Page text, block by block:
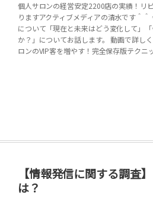
個人サロンの経営安定2200店の実績！リ
りますアクティブメディアの清水です＾
について「現在と未来はどう変化して」
か？」についてお話します。 動画で詳し
ロンのVIP客を増やす！完全保存版テクニ
【情報発信に関する調査
は？